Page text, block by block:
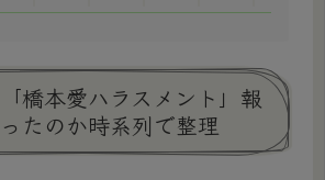
橋本愛ハラスメント」報
たのか時系列で整理